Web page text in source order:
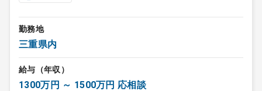
勤務地
三重県内
給与（年収）
1300万円 ～ 1500万円 応相談